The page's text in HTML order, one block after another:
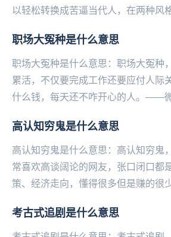
以轻松转换成苦逼当代人，在两种
职场大冤种是什么意思
职场大冤种是什么意思：职场大冤种
累活，不仅要完成工作还要应付人际
什么钱，每天还不咋开心的人。——
高认知穷鬼是什么意思
高认知穷鬼是什么意思：高认知穷鬼
常喜欢高谈阔论的网友，张口闭口都
策、经济走向，懂得很多但是赚的很
考古式追剧是什么意思